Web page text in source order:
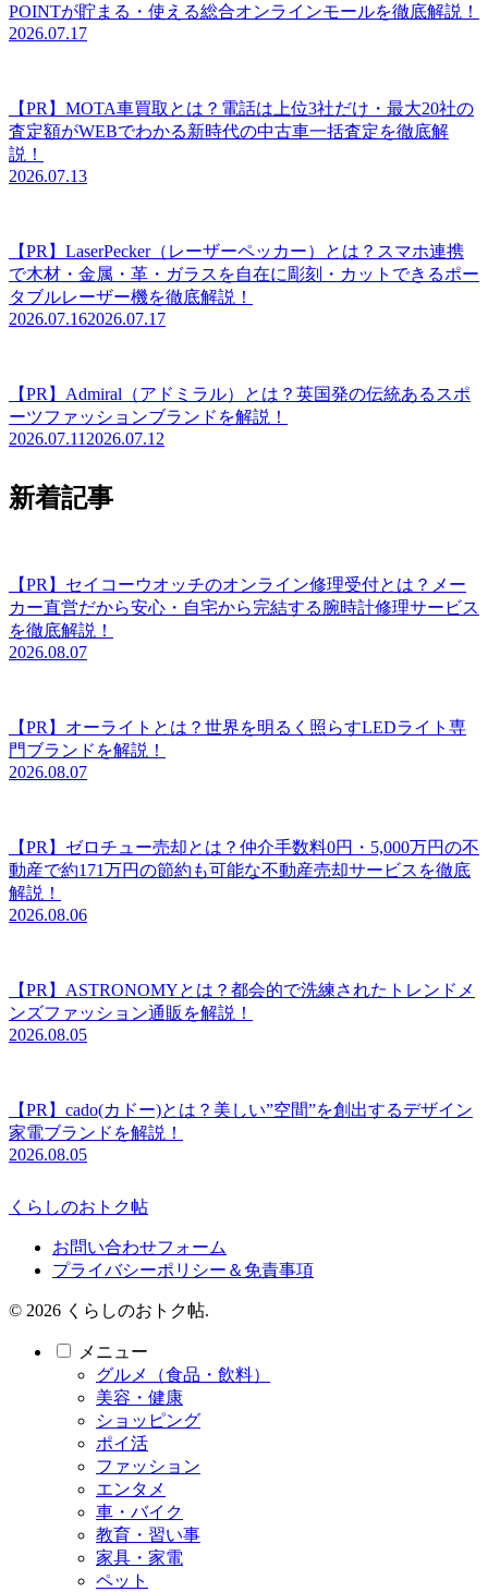
POINTが貯まる・使える総合オンラインモールを徹底解説！
2026.07.17
【PR】MOTA車買取とは？電話は上位3社だけ・最大20社の
査定額がWEBでわかる新時代の中古車一括査定を徹底解
説！
2026.07.13
【PR】LaserPecker（レーザーペッカー）とは？スマホ連携
で木材・金属・革・ガラスを自在に彫刻・カットできるポー
タブルレーザー機を徹底解説！
2026.07.162026.07.17
【PR】Admiral（アドミラル）とは？英国発の伝統あるスポ
ーツファッションブランドを解説！
2026.07.112026.07.12
新着記事
【PR】セイコーウオッチのオンライン修理受付とは？メー
カー直営だから安心・自宅から完結する腕時計修理サービス
を徹底解説！
2026.08.07
【PR】オーライトとは？世界を明るく照らすLEDライト専
門ブランドを解説！
2026.08.07
【PR】ゼロチュー売却とは？仲介手数料0円・5,000万円の不
動産で約171万円の節約も可能な不動産売却サービスを徹底
解説！
2026.08.06
【PR】ASTRONOMYとは？都会的で洗練されたトレンドメ
ンズファッション通販を解説！
2026.08.05
【PR】cado(カドー)とは？美しい”空間”を創出するデザイン
家電ブランドを解説！
2026.08.05
くらしのおトク帖
お問い合わせフォーム
プライバシーポリシー＆免責事項
© 2026 くらしのおトク帖.
メニュー
グルメ（食品・飲料）
美容・健康
ショッピング
ポイ活
ファッション
エンタメ
車・バイク
教育・習い事
家具・家電
ペット